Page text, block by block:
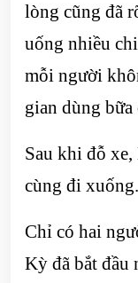
lòng cũng đã
uống nhiều
mỗi người
gian dùng
Sau khi đỗ
cùng đi xuống.
Chỉ có hai
Kỳ đã bắt đầu